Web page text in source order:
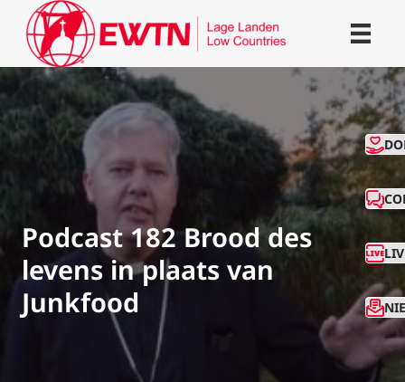
Podcast 182 Brood des
levens in plaats van
Junkfood